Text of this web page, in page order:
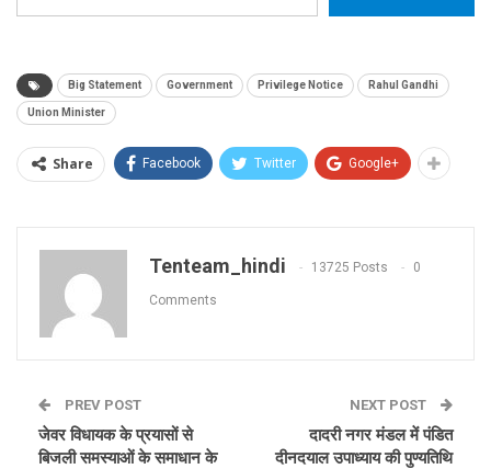
Big Statement Government Privilege Notice Rahul Gandhi
Union Minister
Share Facebook Twitter Google+
Tenteam_hindi 13725 Posts 0
Comments
PREV POST
जेवर विधायक के प्रयासों से
बिजली समस्याओं के समाधान के
NEXT POST
दादरी नगर मंडल में पंडित
दीनदयाल उपाध्याय की पुण्यतिथि